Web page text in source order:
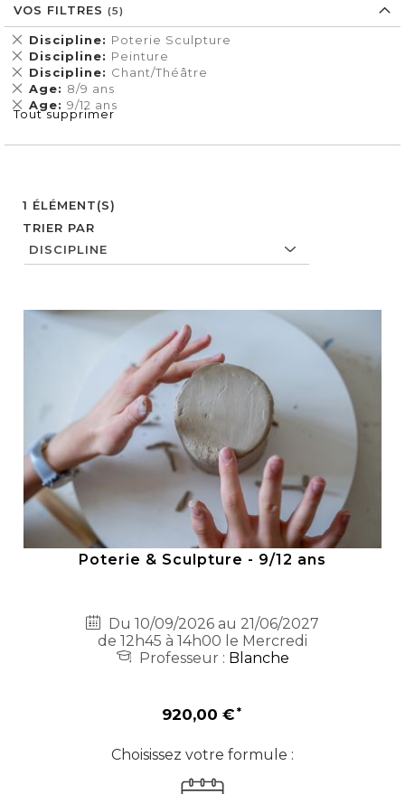
1 ÉLÉMENT(S)
TRIER PAR
Poterie & Sculpture - 9/12 ans
Du 10/09/2026 au 21/06/2027
de 12h45 à 14h00 le Mercredi
Professeur : Blanche
920,00 €
Choisissez votre formule :
VOS FILTRES
Discipline Poterie Sculpture
Supprimer
cet
Élément
Discipline Peinture
Supprimer
cet
Élément
Discipline Chant/Théâtre
Supprimer
cet
Élément
Age 8/9 ans
Supprimer
cet
Élément
Age 9/12 ans
Supprimer
cet
Tout supprimer